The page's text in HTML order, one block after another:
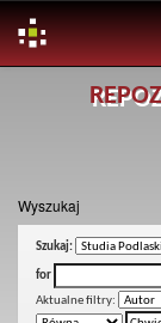
Wyszukaj
Szukaj:
for
Aktualne filtry: